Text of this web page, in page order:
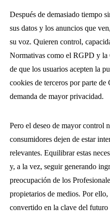
Después de demasiado tiempo
sus datos y los anuncios que
su voz. Quieren control,
Normativas como el RGPD y
de que los usuarios acepten la
cookies de terceros por parte de
demanda de mayor privacidad.
Pero el deseo de mayor control
consumidores dejen de estar
relevantes. Equilibrar estas
y, a la vez, seguir generando
preocupación de los
propietarios de medios. Por ello,
convertido en la clave del